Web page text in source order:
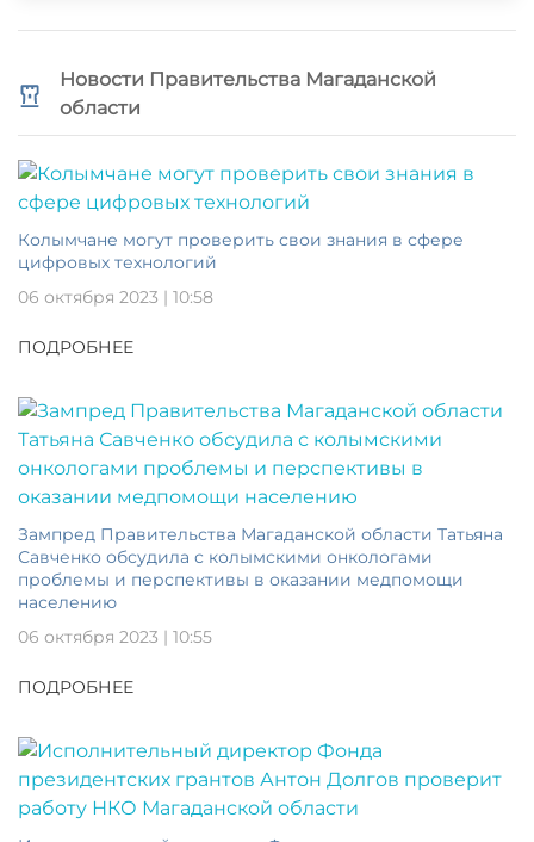
Новости Правительства Магаданской
области
Колымчане могут проверить свои знания в сфере
цифровых технологий
06 октября 2023 | 10:58
ПОДРОБНЕЕ
Зампред Правительства Магаданской области Татьяна
Савченко обсудила с колымскими онкологами
проблемы и перспективы в оказании медпомощи
населению
06 октября 2023 | 10:55
ПОДРОБНЕЕ